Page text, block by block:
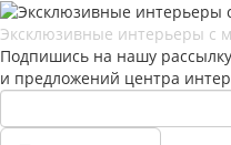
Эксклюзивные интерьеры с
Подпишись на нашу
и предложений центра